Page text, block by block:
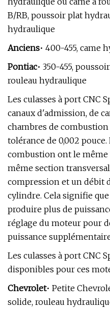
B/RB, poussoir plat
hydraulique
Anciens• 400-455, came
Pontiac• 350-455,
rouleau hydraulique
Les culasses à port CNC
canaux d'admission, de
chambres de combustion
tolérance de 0,002
combustion ont le même
même section
compression et un débit
cylindre. Cela signifie
produire plus de
réglage du moteur pour
puissance
Les culasses à port CNC
disponibles pour ces
Chevrolet• Petite
solide, rouleau